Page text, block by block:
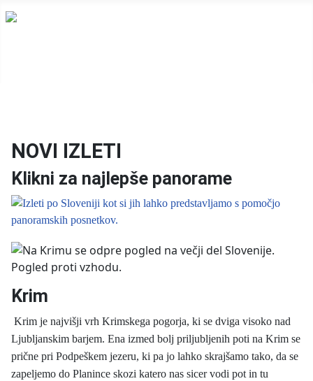
NOVI IZLETI
Klikni za najlepše panorame
Krim
Krim je najvišji vrh Krimskega pogorja, ki se dviga visoko nad
Ljubljanskim barjem. Ena izmed bolj priljubljenih poti na Krim se
prične pri Podpeškem jezeru, ki pa jo lahko skrajšamo tako, da se
zapeljemo do Planince skozi katero nas sicer vodi pot in tu